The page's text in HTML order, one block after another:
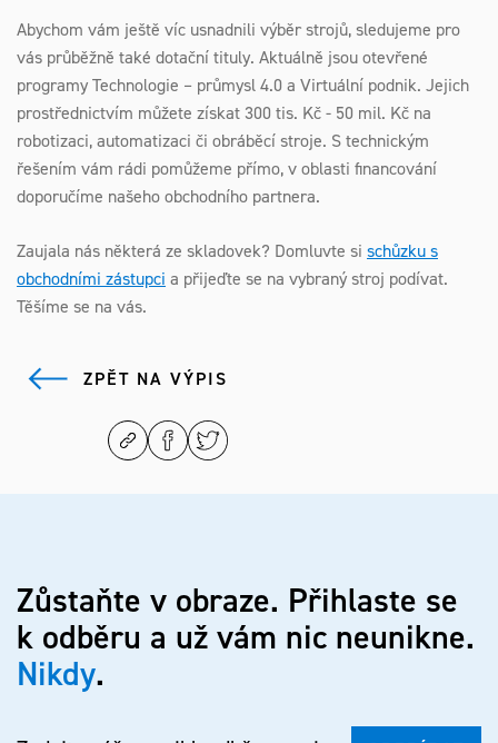
ZPĚT NA VÝPIS
Abychom vám ještě víc usnadnili výběr strojů, sledujeme pro
vás průběžně také dotační tituly. Aktuálně jsou otevřené
programy Technologie – průmysl 4.0 a Virtuální podnik. Jejich
prostřednictvím můžete získat 300 tis. Kč - 50 mil. Kč na
robotizaci, automatizaci či obráběcí stroje. S technickým
řešením vám rádi pomůžeme přímo, v oblasti financování
doporučíme našeho obchodního partnera.
Zaujala nás některá ze skladovek? Domluvte si schůzku s
obchodními zástupci a přijeďte se na vybraný stroj podívat.
Těšíme se na vás.
Zůstaňte v obraze. Přihlaste se
k odběru a už vám nic neunikne.
Nikdy.